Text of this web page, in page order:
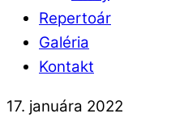
Repertoár
Galéria
Kontakt
17. januára 2022